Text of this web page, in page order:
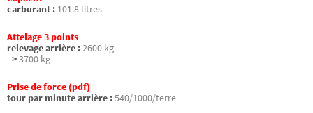
carburant : 101.8 litres
Attelage 3 points
relevage arrière :2600 kg
–>3700 kg
Prise de force (pdf)
tour par minute arrière :540/1000/terre